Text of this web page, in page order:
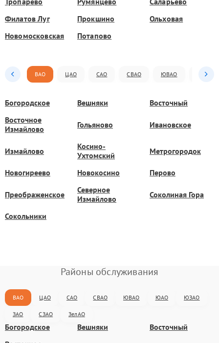
Филатов Луг
Прокшино
Ольховая
Новомосковская
Потапово
ВАО ЦАО САО СВАО ЮВАО ЮАО
Богородское Вешняки
Восточный
Восточное
Измайлово
Гольяново Ивановское
Измайлово
Косино-
Ухтомский
Метрогородок
Новогиреево Новокосино Перово
Преображенское
Северное
Измайлово
Соколиная Гора
Сокольники
Районы обслуживания
ВАО ЦАО САО СВАО ЮВАО ЮАО ЮЗАО
ЗАО СЗАО ЗелАО
Богородское Вешняки
Восточный